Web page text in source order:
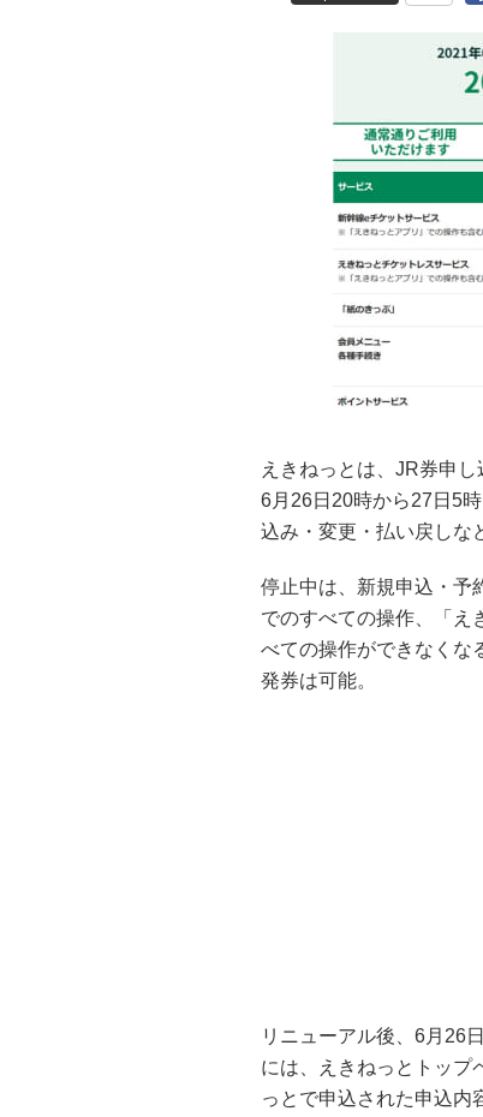
えきねっとは、JR券申
6月26日20時から27日5
込み・変更・払い戻しな
停止中は、新規申込・予
でのすべての操作、「え
べての操作ができなくな
発券は可能。
リニューアル後、6月26
には、えきねっとトップ
っとで申込された申込内